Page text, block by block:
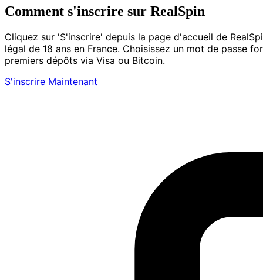
Comment s'inscrire sur RealSpin
Cliquez sur 'S'inscrire' depuis la page d'accueil de
légal de 18 ans en France. Choisissez un mot de passe
premiers dépôts via Visa ou Bitcoin.
S'inscrire Maintenant